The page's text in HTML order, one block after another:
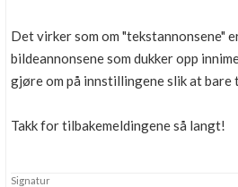
Det virker som om "tekstannonsene"
bildeannonsene som dukker opp
gjøre om på innstillingene slik at bare
Takk for tilbakemeldingene så langt!
Signatur